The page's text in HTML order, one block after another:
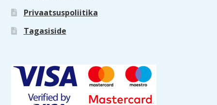
Privaatsuspoliitika
Tagasiside